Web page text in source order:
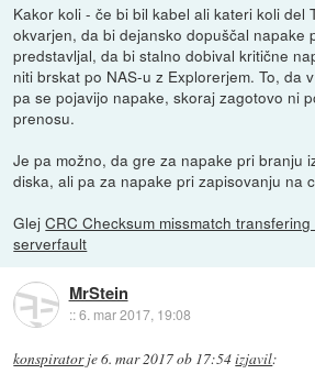
Kakor koli - če bi bil kabel ali kateri koli del
okvarjen, da bi dejansko dopuščal napake
predstavljal, da bi stalno dobival kritične
niti brskat po NAS-u z Explorerjem. To, da
pa se pojavijo napake, skoraj zagotovo ni
prenosu.
Je pa možno, da gre za napake pri branju
diska, ali pa za napake pri zapisovanju na
GlejCRC Checksum missmatch
serverfault
MrStein
::6. mar 2017, 19:08
konspiratorje6. mar 2017 ob 17:54izjavil: